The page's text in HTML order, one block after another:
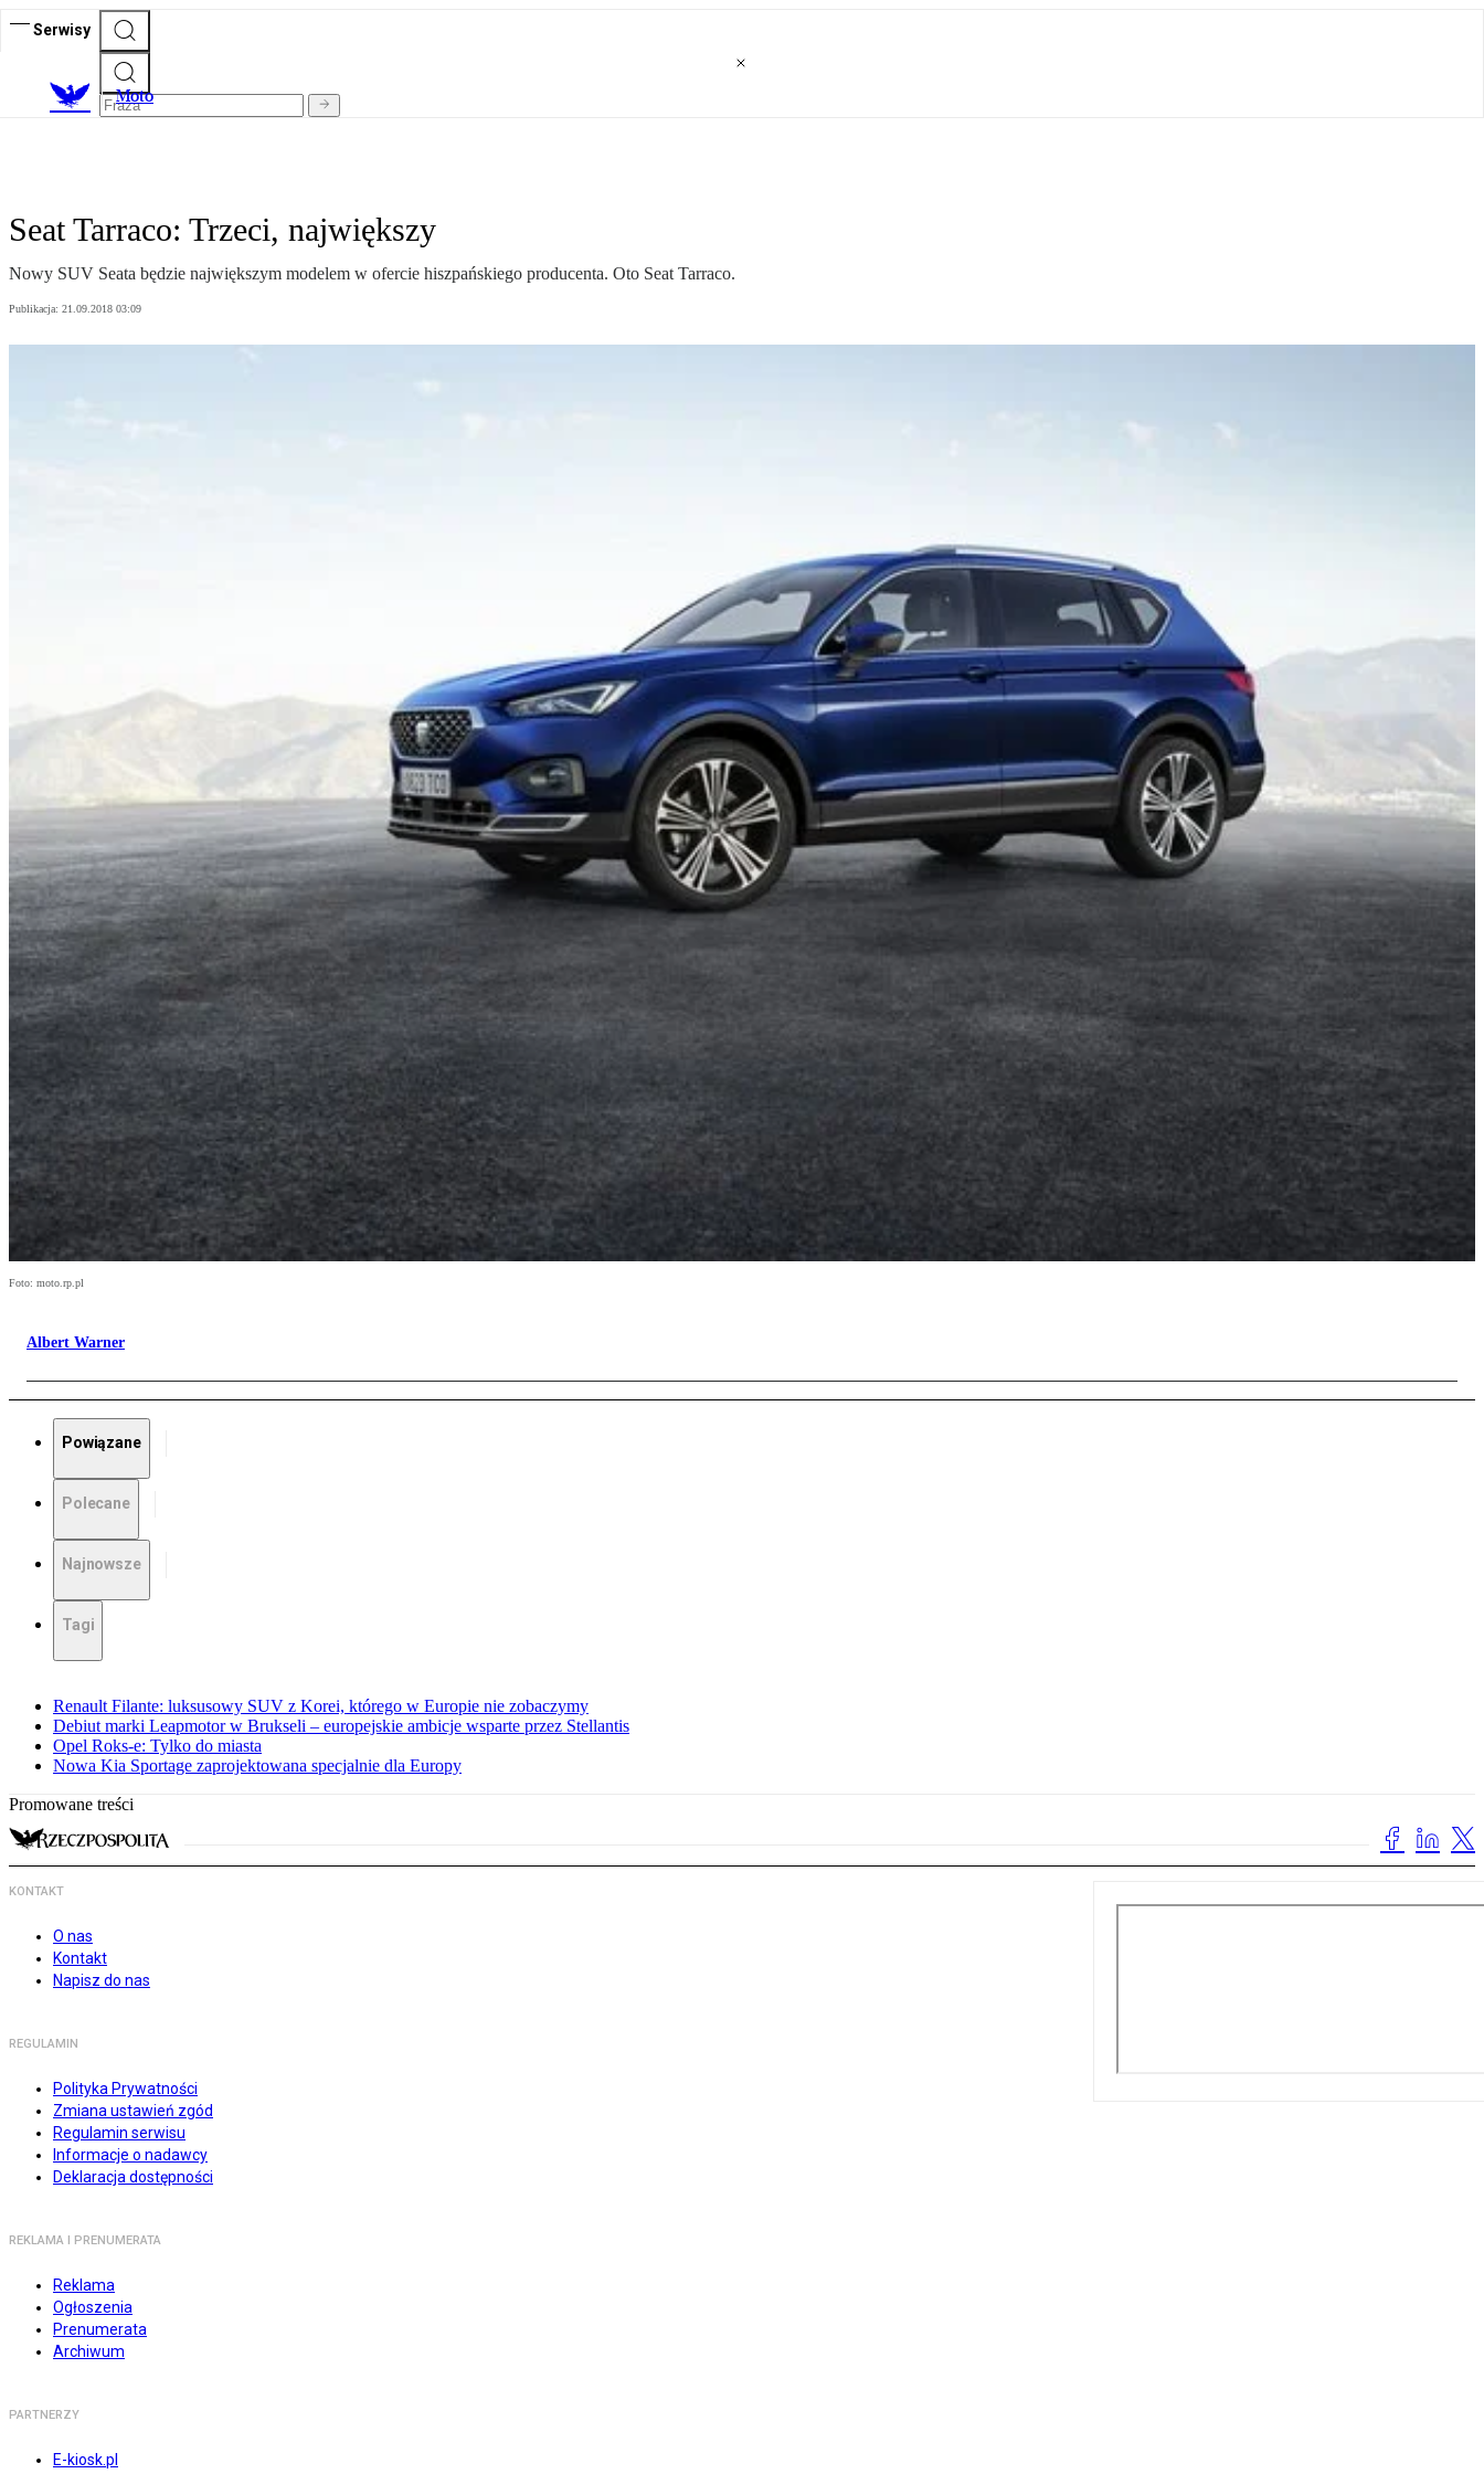
Serwisy
Moto
Seat Tarraco: Trzeci, największy
Nowy SUV Seata będzie największym modelem w ofercie hiszpańskiego producenta. Oto Seat Tarraco.
Publikacja: 21.09.2018 03:09
Foto: moto.rp.pl
Albert Warner
Powiązane
Polecane
Najnowsze
Tagi
Renault Filante: luksusowy SUV z Korei, którego w Europie nie zobaczymy
Debiut marki Leapmotor w Brukseli – europejskie ambicje wsparte przez Stellantis
Opel Roks-e: Tylko do miasta
Nowa Kia Sportage zaprojektowana specjalnie dla Europy
Promowane treści
KONTAKT
O nas
Kontakt
Napisz do nas
REGULAMIN
Polityka Prywatności
Zmiana ustawień zgód
Regulamin serwisu
Informacje o nadawcy
Deklaracja dostępności
REKLAMA I PRENUMERATA
Reklama
Ogłoszenia
Prenumerata
Archiwum
PARTNERZY
E-kiosk.pl